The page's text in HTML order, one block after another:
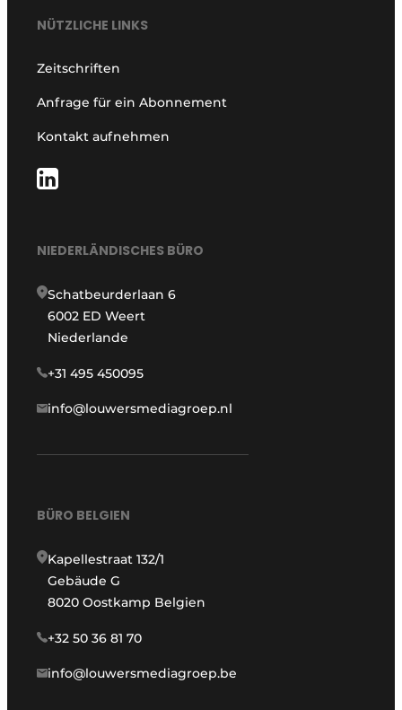
NÜTZLICHE LINKS
Zeitschriften
Anfrage für ein Abonnement
Kontakt aufnehmen
NIEDERLÄNDISCHES BÜRO
Schatbeurderlaan 6
6002 ED Weert
Niederlande
+31 495 450095
info@louwersmediagroep.nl
BÜRO BELGIEN
Kapellestraat 132/1
Gebäude G
8020 Oostkamp Belgien
+32 50 36 81 70
info@louwersmediagroep.be